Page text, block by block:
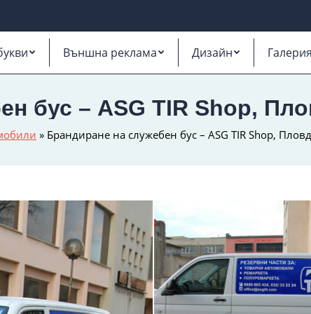
Външна реклама Дизайн Галерия
» Брандиране на служебен бус – ASG TIR Shop,
бус – ASG TIR Shop,